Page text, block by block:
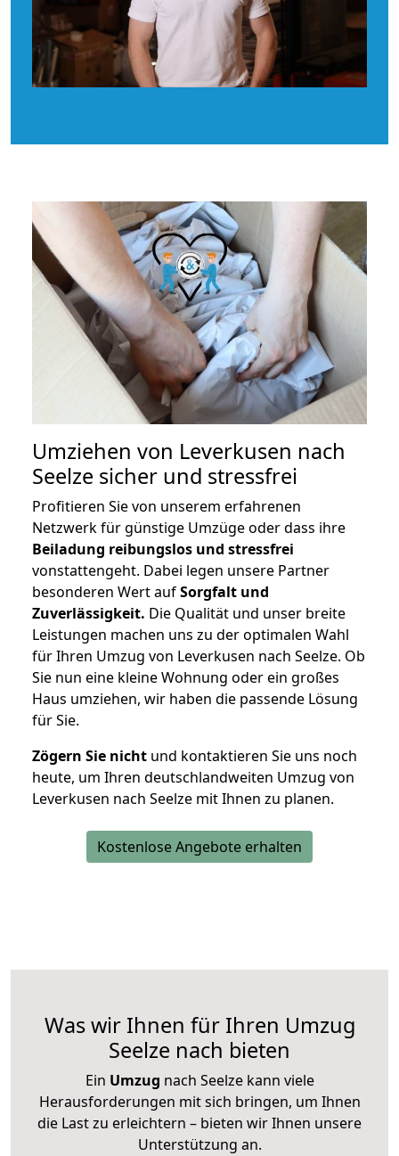
Umziehen von Leverkusen nach
Seelze sicher und stressfrei
Profitieren Sie von unserem erfahrenen
Netzwerk für günstige Umzüge oder dass ihre
Beiladung reibungslos und stressfrei
vonstattengeht. Dabei legen unsere Partner
besonderen Wert aufSorgfalt und
Zuverlässigkeit. Die Qualität und unser breite
Leistungen machen uns zu der optimalen Wahl
für Ihren Umzug von Leverkusen nach Seelze. Ob
Sie nun eine kleine Wohnung oder ein großes
Haus umziehen, wir haben die passende Lösung
für Sie.
Zögern Sie nicht und kontaktieren Sie uns noch
heute, um Ihren deutschlandweiten Umzug von
Leverkusen nach Seelze mit Ihnen zu planen.
Kostenlose Angebote erhalten
Was wir Ihnen für Ihren Umzug
Seelze nach bieten
Ein Umzug nach Seelze kann viele
Herausforderungen mit sich bringen, um Ihnen
die Last zu erleichtern – bieten wir Ihnen unsere
Unterstützung an.